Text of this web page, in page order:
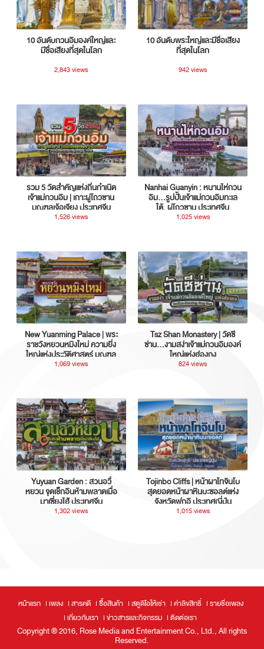
10 อันดับกวนอิมองค์ใหญ่และ
มีชื่อเสียงที่สุดในโลก
2,843 views
10 อันดับพระใหญ่และมีชื่อเสียง
ที่สุดในโลก
942 views
รวม 5 วัดสำคัญแห่งถิ่นกำเนิด
เจ้าแม่กวนอิม | เกาะผู่โถวซาน
มณฑลเจ้อเจียง ประเทศจีน
1,526 views
Nanhai Guanyin : หนานไห่กวน
อิม...รูปปั้นเจ้าแม่กวนอิมทะเล
ใต้, ผู่โถวซาน ประเทศจีน
1,025 views
New Yuanming Palace | พระ
ราชวังหยวนหมิงใหม่ ความยิ่ง
ใหญ่แห่งประวัติศาสตร์ มณฑล
กวางตุ้ง ประเทศจีน
1,069 views
Tsz Shan Monastery | วัดซี
ซ่าน…งามสง่าเจ้าแม่กวนอิมองค์
ใหญ่แห่งฮ่องกง
824 views
Yuyuan Garden : สวนอวี้
หยวน จุดเช็กอินห้ามพลาดเมื่อ
มาเซี่ยงไฮ้ ประเทศจีน
1,302 views
Tojinbo Cliffs | หน้าผาโทจินโบ
สุดยอดหน้าผาหินบะซอลต์แห่ง
จังหวัดฟุกุอิ ประเทศญี่ปุ่น
1,015 views
หน้าแรก เพลง สารคดี ซื้อสินค้า สตูดิโอให้เช่า ค่าลิขสิทธิ์
รายชื่อเพลง
เกี่ยวกับเรา
ข่าวสารและกิจกรรม ติดต่อเรา
Copyright ® 2016, Rose Media and Entertainment Co., Ltd., All rights
Reserved.